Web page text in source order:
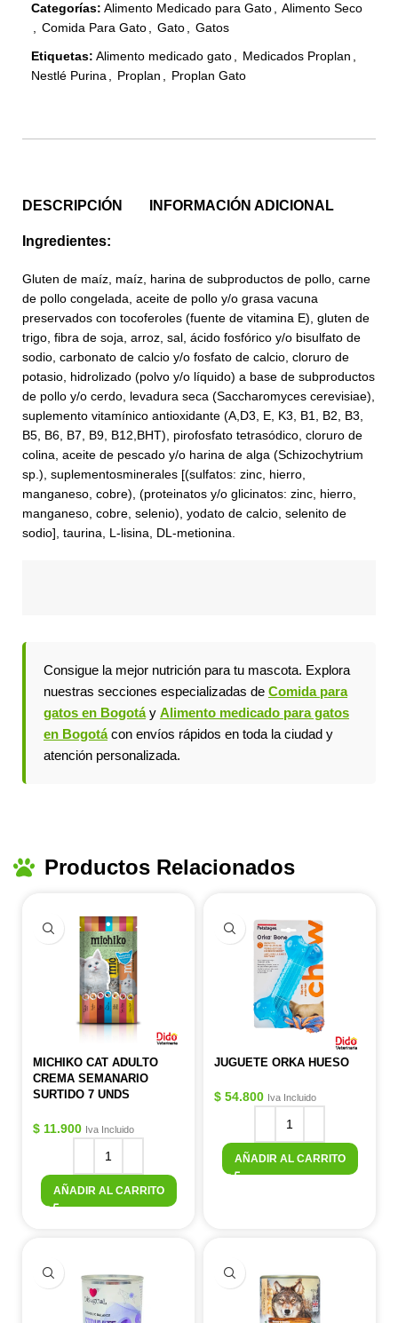
Categorías: Alimento Medicado para Gato
Alimento Seco
Comida Para Gato Gato
Gatos
Etiquetas: Alimento medicado gato Medicados Proplan
Nestlé Purina
Proplan Proplan Gato
DESCRIPCIÓN INFORMACIÓN ADICIONAL
Ingredientes:
Gluten de maíz, maíz, harina de subproductos de pollo, carne
de pollo congelada, aceite de pollo y/o grasa vacuna
preservados con tocoferoles (fuente de vitamina E), gluten de
trigo, fibra de soja, arroz, sal, ácido fosfórico y/o bisulfato de
sodio, carbonato de calcio y/o fosfato de calcio, cloruro de
potasio, hidrolizado (polvo y/o líquido) a base de subproductos
de pollo y/o cerdo, levadura seca (Saccharomyces cerevisiae),
suplemento vitamínico antioxidante (A,D3, E, K3, B1, B2, B3,
B5, B6, B7, B9, B12,BHT), pirofosfato tetrasódico, cloruro de
colina, aceite de pescado y/o harina de alga (Schizochytrium
sp.), suplementosminerales [(sulfatos: zinc, hierro,
manganeso, cobre), (proteinatos y/o glicinatos: zinc, hierro,
manganeso, cobre, selenio), yodato de calcio, selenito de
sodio], taurina, L-lisina, DL-metionina.
Consigue la mejor nutrición para tu mascota. Explora
nuestras secciones especializadas de Comida para
gatos en Bogotáy Alimento medicado para gatos
en Bogotácon envíos rápidos en toda la ciudad y
atención personalizada.
Productos Relacionados
MICHIKO CAT ADULTO
CREMA SEMANARIO
SURTIDO 7 UNDS
$ 11.900 Iva Incluido
AÑADIR AL CARRITO
JUGUETE ORKA HUESO
$ 54.800 Iva Incluido
AÑADIR AL CARRITO